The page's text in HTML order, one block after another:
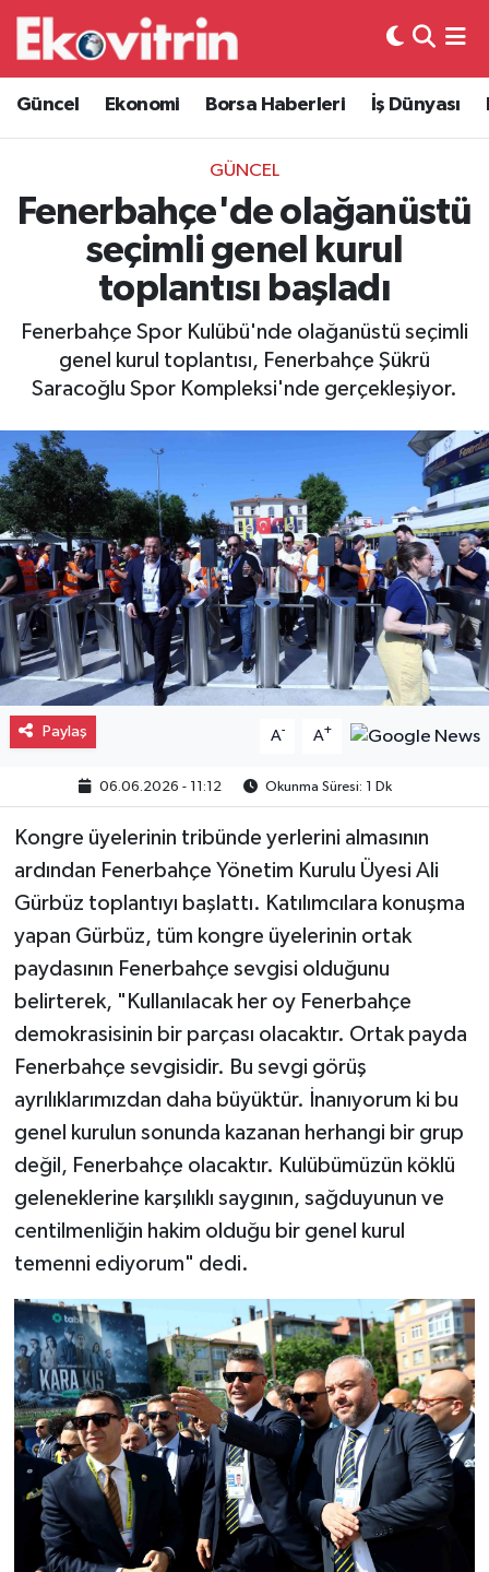
Güncel Ekonomi Borsa Haberleri İş Dünyası
GÜNCEL
Fenerbahçe'de olağanüstü
seçimli genel kurul
toplantısı başladı
Fenerbahçe Spor Kulübü'nde olağanüstü seçimli
genel kurul toplantısı, Fenerbahçe Şükrü
Saracoğlu Spor Kompleksi'nde gerçekleşiyor.
Paylaş A- A+
06.06.2026 - 11:12 Okunma Süresi: 1 Dk
Kongre üyelerinin tribünde yerlerini almasının
ardından Fenerbahçe Yönetim Kurulu Üyesi Ali
Gürbüz toplantıyı başlattı. Katılımcılara konuşma
yapan Gürbüz, tüm kongre üyelerinin ortak
paydasının Fenerbahçe sevgisi olduğunu
belirterek, "Kullanılacak her oy Fenerbahçe
demokrasisinin bir parçası olacaktır. Ortak payda
Fenerbahçe sevgisidir. Bu sevgi görüş
ayrılıklarımızdan daha büyüktür. İnanıyorum ki bu
genel kurulun sonunda kazanan herhangi bir grup
değil, Fenerbahçe olacaktır. Kulübümüzün köklü
geleneklerine karşılıklı saygının, sağduyunun ve
centilmenliğin hakim olduğu bir genel kurul
temenni ediyorum" dedi.
Güncel
Ekonomi
Borsa Haberleri
İş Dünyası
Lojistik
Otovitrin
Magazin
Gayrimenkul
Spor
Eğitim
Hava Durumu
Trafik Durumu
Süper Lig Puan Durumu ve Fikstür
Tüm Manşetler
Son Dakika Haberleri
Haber Arşivi